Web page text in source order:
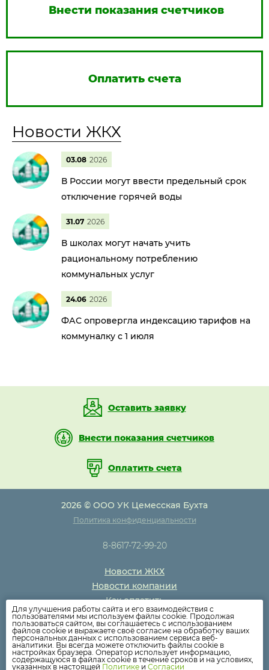
Внести показания счетчиков
Оплатить счета
Новости ЖКХ
03.08 2026
В России могут ввести предельный срок
отключение горячей воды
31.07 2026
В школах могут начать учить
рациональному потреблению
коммунальных услуг
24.06 2026
ФАС опровергла индексацию тарифов на
коммуналку с 1 июля
Оставить заявку
Внести показания счетчиков
Оплатить счета
2026 © ООО УК Цемесская Бухта
Политика конфиденциальности
8-8617-72-99-20
Новости ЖКХ
Новости компании
Как оплатить
Дома
Раскрытие информации
Вопросы
Для улучшения работы сайта и его взаимодействия с
пользователями мы используем файлы cookie. Продолжая
пользоваться сайтом, вы соглашаетесь с использованием
файлов cookie и выражаете своё согласие на обработку ваших
персональных данных с использованием сервиса веб-
аналитики. Вы всегда можете отключить файлы cookie в
настройках браузера. Оператор использует информацию,
содержащуюся в файлах cookie в течение сроков и на условиях,
указанных в настоящей Политике и Согласии